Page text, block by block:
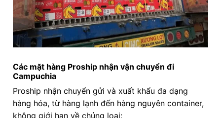
Các mặt hàng Proship nhận vận chuyển đi
Campuchia
Proship nhận chuyển gửi và xuất khẩu đa dạng
hàng hóa, từ hàng lạnh đến hàng nguyên container,
không giới hạn về chủng loại: